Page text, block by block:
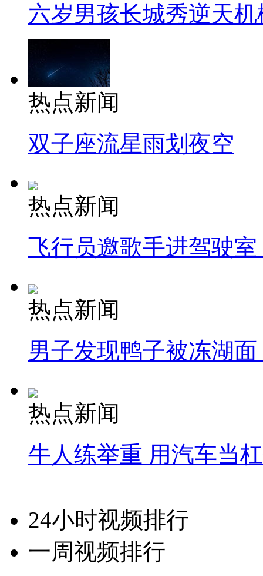
六岁男孩长城秀逆天机
热点新闻
双子座流星雨划夜空
热点新闻
飞行员邀歌手进驾驶
热点新闻
男子发现鸭子被冻湖
热点新闻
牛人练举重 用汽车当
24小时视频排行
一周视频排行